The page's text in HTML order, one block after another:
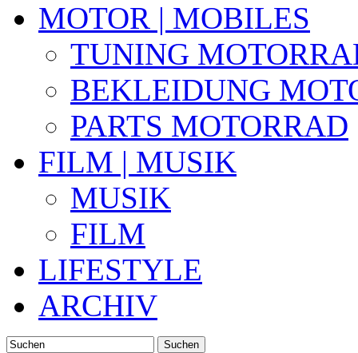
MOTOR | MOBILES
TUNING
BEKLEIDUNG
PARTS MOTORRAD
FILM | MUSIK
MUSIK
FILM
LIFESTYLE
ARCHIV
Suchen